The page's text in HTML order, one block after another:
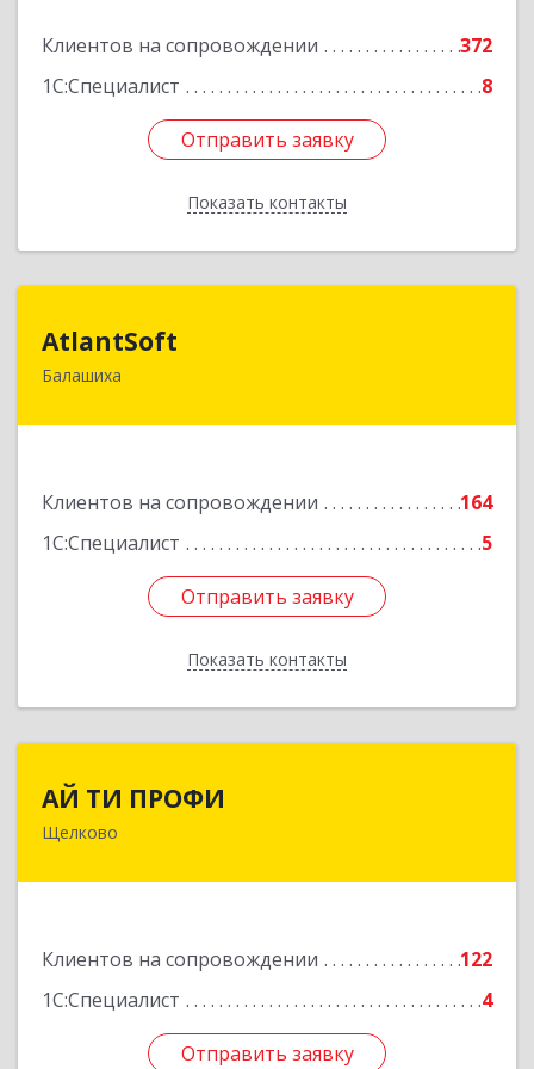
Клиентов на сопровождении
372
1С:Специалист
8
Отправить заявку
Показать контакты
Отправить заявку
Назад
AtlantSoft
Балашиха
Клиентов на сопровождении
164
1С:Специалист
5
Отправить заявку
Показать контакты
143900, Московская обл, Балашиха г, Звездная
Отправить заявку
Назад
АЙ ТИ ПРОФИ
Щелково
Клиентов на сопровождении
122
1С:Специалист
4
Отправить заявку
Отправить заявку